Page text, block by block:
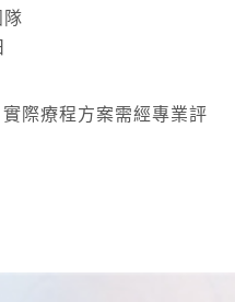
隊
際療程方案需經專業評